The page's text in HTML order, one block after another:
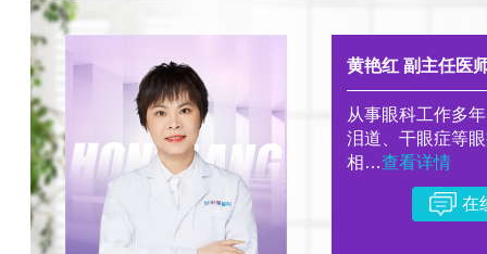
黄艳红 副主任医
从事眼科工作多
泪道、干眼症等
相…查看详情
在
罗知卫